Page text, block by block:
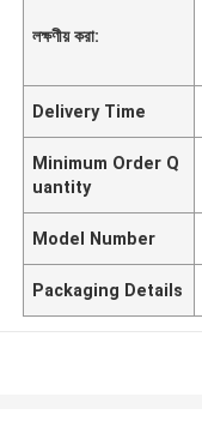
লক্ষণীয় করা:
Delivery Time
Minimum Order Q
uantity
Model Number
Packaging Details